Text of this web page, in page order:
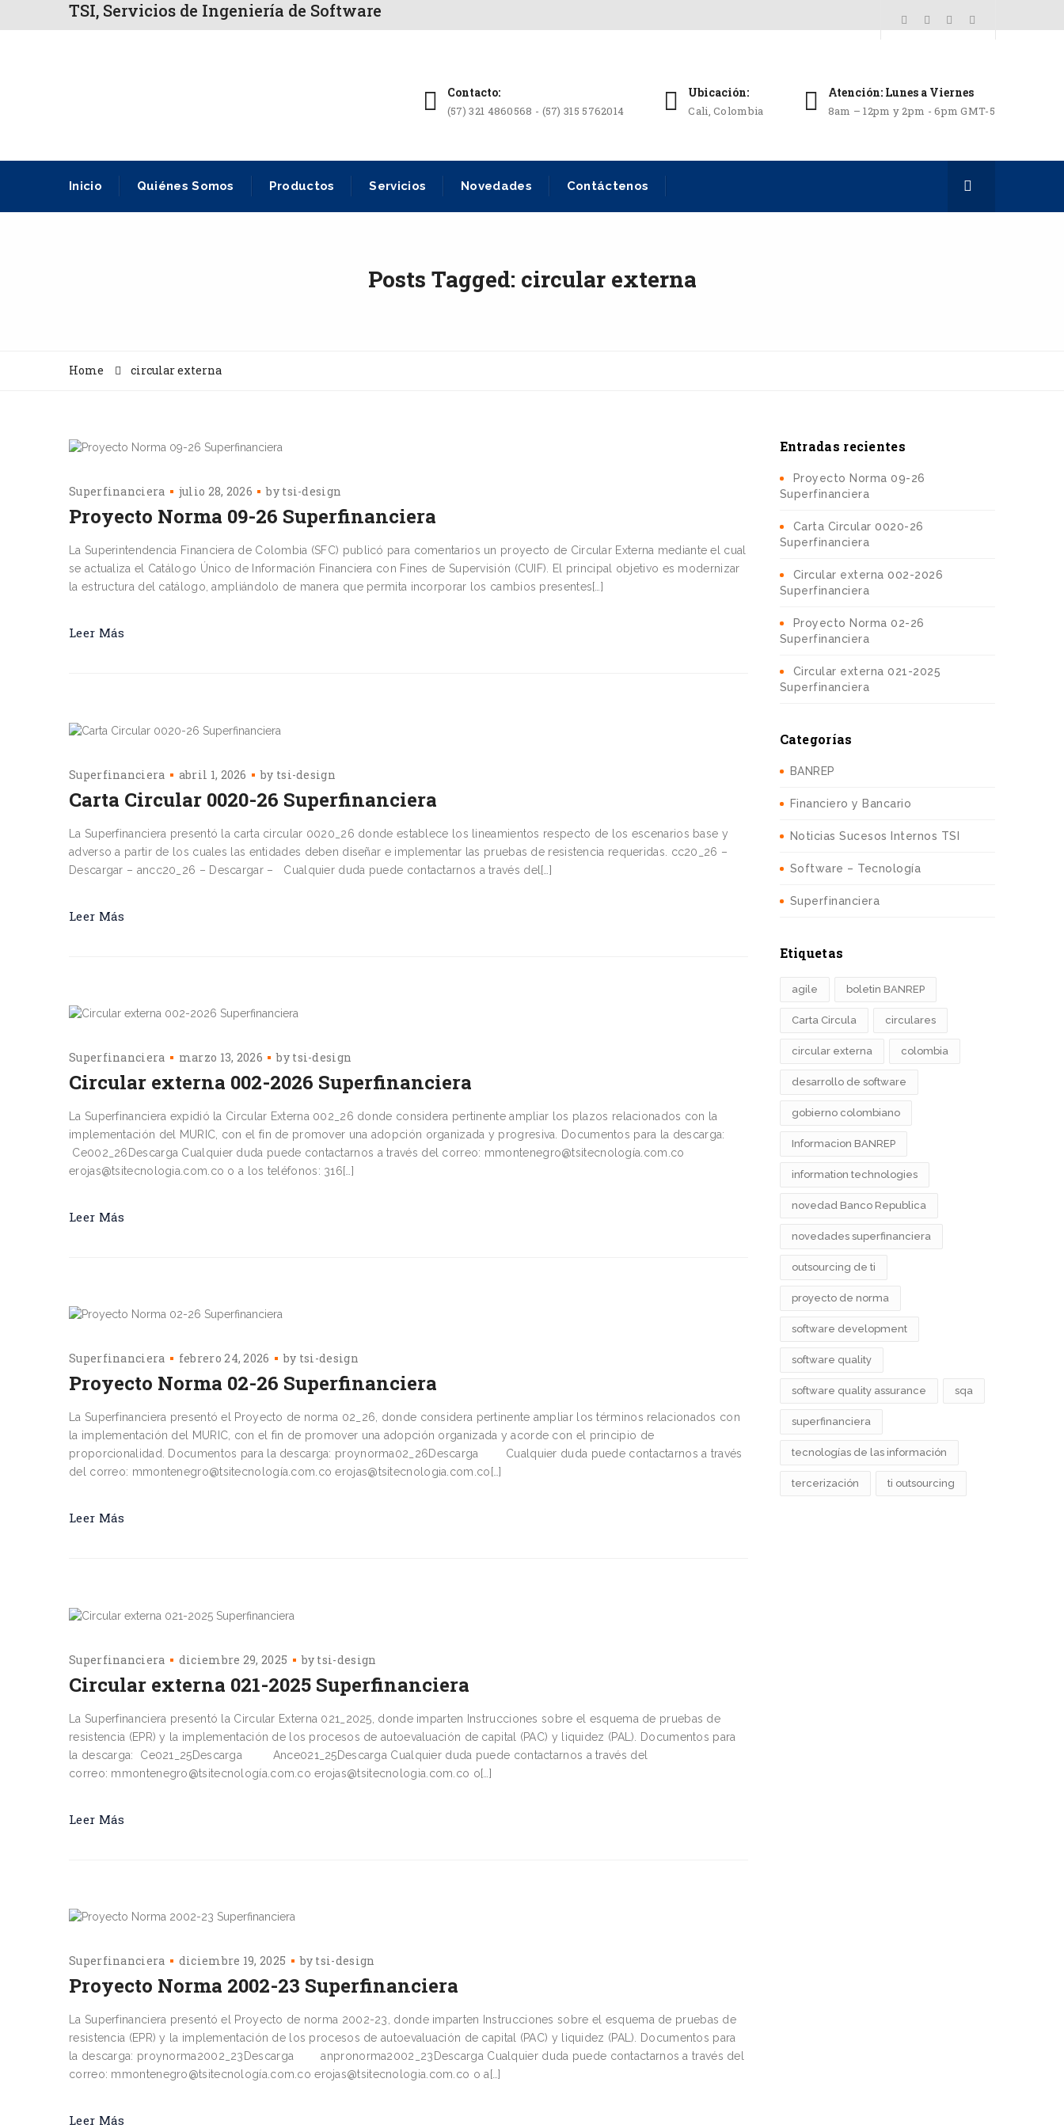
TSI, Servicios de Ingeniería de Software
Contacto:
(57) 321 4860568 - (57) 315 5762014
Ubicación:
Cali, Colombia
Atención: Lunes a Viernes
8am – 12pm y 2pm - 6pm GMT-5
Inicio Quiénes Somos Productos Servicios Novedades Contáctenos
Posts Tagged: circular externa
Home circular externa
Superfinanciera julio 28, 2026 by tsi-design
Proyecto Norma 09-26 Superfinanciera
La Superintendencia Financiera de Colombia (SFC) publicó para comentarios un proyecto de Circular Externa mediante el cual
se actualiza el Catálogo Único de Información Financiera con Fines de Supervisión (CUIF). El principal objetivo es modernizar
la estructura del catálogo, ampliándolo de manera que permita incorporar los cambios presentes[…]
Leer Más
Superfinanciera abril 1, 2026 by tsi-design
Carta Circular 0020-26 Superfinanciera
La Superfinanciera presentó la carta circular 0020_26 donde establece los lineamientos respecto de los escenarios base y
adverso a partir de los cuales las entidades deben diseñar e implementar las pruebas de resistencia requeridas. cc20_26 –
Descargar – ancc20_26 – Descargar – Cualquier duda puede contactarnos a través del[…]
Leer Más
Superfinanciera marzo 13, 2026 by tsi-design
Circular externa 002-2026 Superfinanciera
La Superfinanciera expidió la Circular Externa 002_26 donde considera pertinente ampliar los plazos relacionados con la
implementación del MURIC, con el fin de promover una adopción organizada y progresiva. Documentos para la descarga:
Ce002_26Descarga Cualquier duda puede contactarnos a través del correo: mmontenegro@tsitecnología.com.co
erojas@tsitecnologia.com.co o a los teléfonos: 316[…]
Leer Más
Superfinanciera febrero 24, 2026 by tsi-design
Proyecto Norma 02-26 Superfinanciera
La Superfinanciera presentó el Proyecto de norma 02_26, donde considera pertinente ampliar los términos relacionados con
la implementación del MURIC, con el fin de promover una adopción organizada y acorde con el principio de
proporcionalidad. Documentos para la descarga: proynorma02_26Descarga Cualquier duda puede contactarnos a través
del correo: mmontenegro@tsitecnología.com.co erojas@tsitecnologia.com.co[…]
Leer Más
Superfinanciera diciembre 29, 2025 by tsi-design
Circular externa 021-2025 Superfinanciera
La Superfinanciera presentó la Circular Externa 021_2025, donde imparten Instrucciones sobre el esquema de pruebas de
resistencia (EPR) y la implementación de los procesos de autoevaluación de capital (PAC) y liquidez (PAL). Documentos para
la descarga: Ce021_25Descarga Ance021_25Descarga Cualquier duda puede contactarnos a través del
correo: mmontenegro@tsitecnología.com.co erojas@tsitecnologia.com.co o[…]
Leer Más
Superfinanciera diciembre 19, 2025 by tsi-design
Proyecto Norma 2002-23 Superfinanciera
La Superfinanciera presentó el Proyecto de norma 2002-23, donde imparten Instrucciones sobre el esquema de pruebas de
resistencia (EPR) y la implementación de los procesos de autoevaluación de capital (PAC) y liquidez (PAL). Documentos para
la descarga: proynorma2002_23Descarga anpronorma2002_23Descarga Cualquier duda puede contactarnos a través del
correo: mmontenegro@tsitecnología.com.co erojas@tsitecnologia.com.co o a[…]
Leer Más
Entradas recientes
Proyecto Norma 09-26
Superfinanciera
Carta Circular 0020-26
Superfinanciera
Circular externa 002-2026
Superfinanciera
Proyecto Norma 02-26
Superfinanciera
Circular externa 021-2025
Superfinanciera
Categorías
BANREP
Financiero y Bancario
Noticias Sucesos Internos TSI
Software – Tecnología
Superfinanciera
Etiquetas
agile boletin BANREP
Carta Circula circulares
circular externa colombia
desarrollo de software
gobierno colombiano
Informacion BANREP
information technologies
novedad Banco Republica
novedades superfinanciera
outsourcing de ti
proyecto de norma
software development
software quality
software quality assurance sqa
superfinanciera
tecnologías de las información
tercerización ti outsourcing